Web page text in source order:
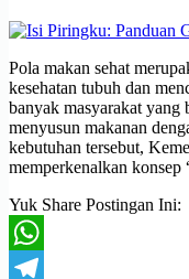
Pola makan sehat
kesehatan tubuh dan
banyak masyarakat yang
menyusun makanan
kebutuhan tersebut,
memperkenalkan
Yuk Share Postingan Ini:
WhatsApp